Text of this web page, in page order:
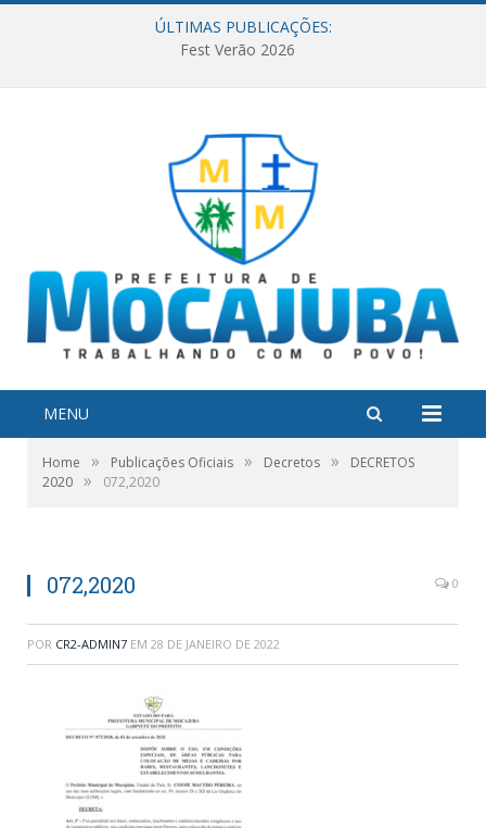
ÚLTIMAS PUBLICAÇÕES:
Fest Verão 2026
MENU
Home » Publicações Oficiais » Decretos »
DECRETOS
2020 » 072,2020
072,2020 0
POR CR2-ADMIN7 EM 28 DE JANEIRO DE 2022